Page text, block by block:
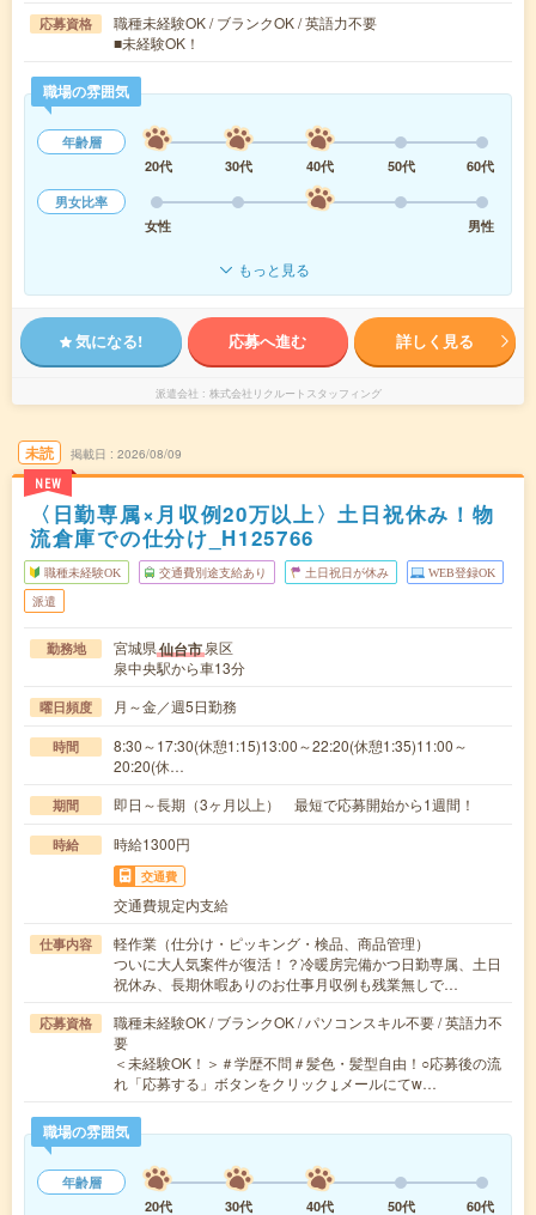
応募資格
職種未経験OK / ブランクOK / 英語力不要
■未経験OK！
職場の雰囲気
年齢層
20代
30代 40代 50代
60代
男女比率
女性
男性
もっと見る
気になる! 応募へ進む 詳しく見る
派遣会社 株式会社リクルートスタッフィング
未読
NEW
掲載日 2026/08/09
〈日勤専属×月収例20万以上〉土日祝休み！物
流倉庫での仕分け_H125766
職種未経験OK 交通費別途支給あり 土日祝日が休み WEB登録OK
派遣
勤務地 宮城県仙台市泉区
泉中央駅から車13分
曜日頻度 月～金／週5日勤務
時間
8:30～17:30(休憩1:15)13:00～22:20(休憩1:35)11:00～
20:20(休…
期間 即日～長期（3ヶ月以上） 最短で応募開始から1週間！
時給 時給1300円
交通費
交通費規定内支給
仕事内容
軽作業（仕分け・ピッキング・検品、商品管理）
ついに大人気案件が復活！？冷暖房完備かつ日勤専属、土日
祝休み、長期休暇ありのお仕事月収例も残業無しで…
応募資格
職種未経験OK / ブランクOK / パソコンスキル不要 / 英語力不
要
＜未経験OK！＞＃学歴不問＃髪色・髪型自由！○応募後の流
れ「応募する」ボタンをクリック↓メールにてw…
職場の雰囲気
年齢層
20代
30代 40代 50代 60代